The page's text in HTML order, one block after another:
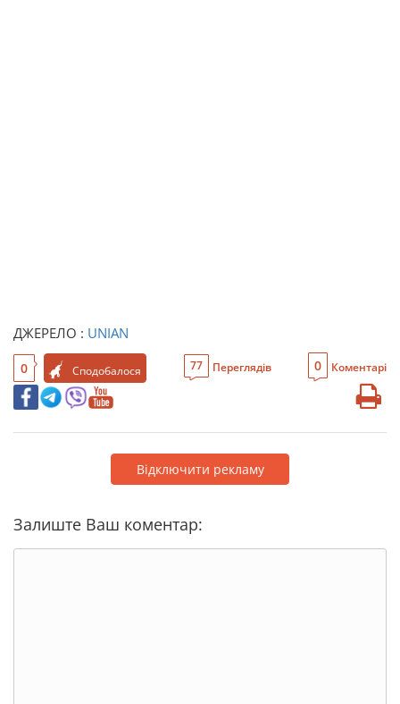
ДЖЕРЕЛО : UNIAN
0 Сподобалося 77 Переглядів 0 Коментарі
Відключити рекламу
Залиште Ваш коментар: